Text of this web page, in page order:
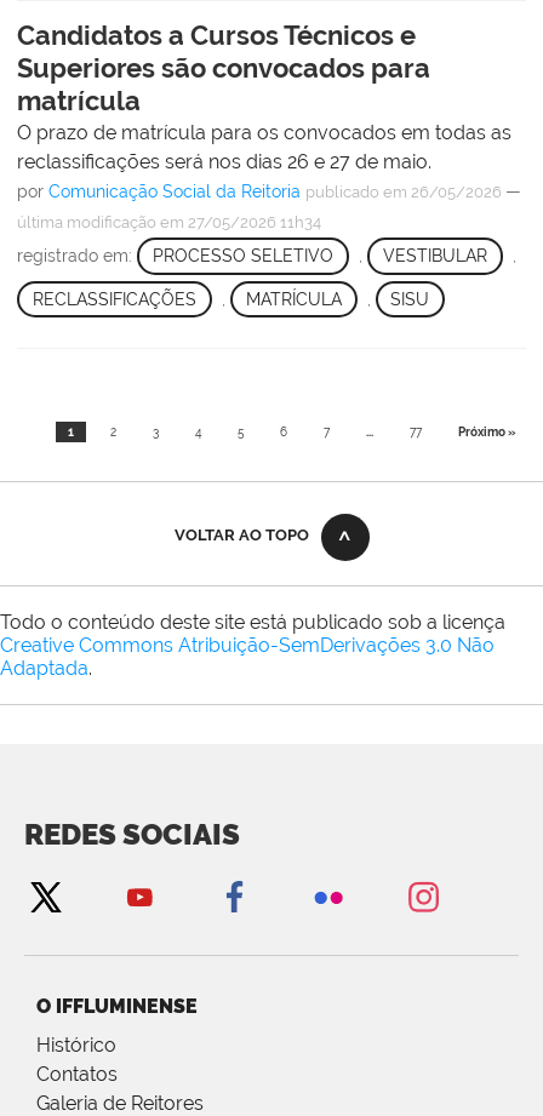
Candidatos a Cursos Técnicos e
Superiores são convocados para
matrícula
O prazo de matrícula para os convocados em todas as
reclassificações será nos dias 26 e 27 de maio.
por Comunicação Social da Reitoria publicado em 26/05/2026 —
última modificação em 27/05/2026 11h34
registrado em: PROCESSO SELETIVO VESTIBULAR
RECLASSIFICAÇÕES MATRÍCULA SISU
1 2 3 4 5 6 7 ... 77 Próximo »
VOLTAR AO TOPO
Todo o conteúdo deste site está publicado sob a licença
Creative Commons Atribuição-SemDerivações 3.0 Não
Adaptada.
REDES SOCIAIS
O IFFLUMINENSE
Histórico
Contatos
Galeria de Reitores